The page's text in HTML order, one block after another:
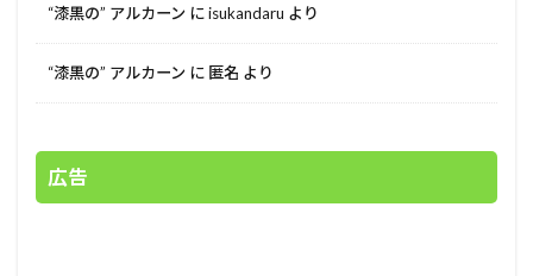
“漆黒の” アルカーン にisukandaru より
“漆黒の” アルカーン に 匿名 より
広告